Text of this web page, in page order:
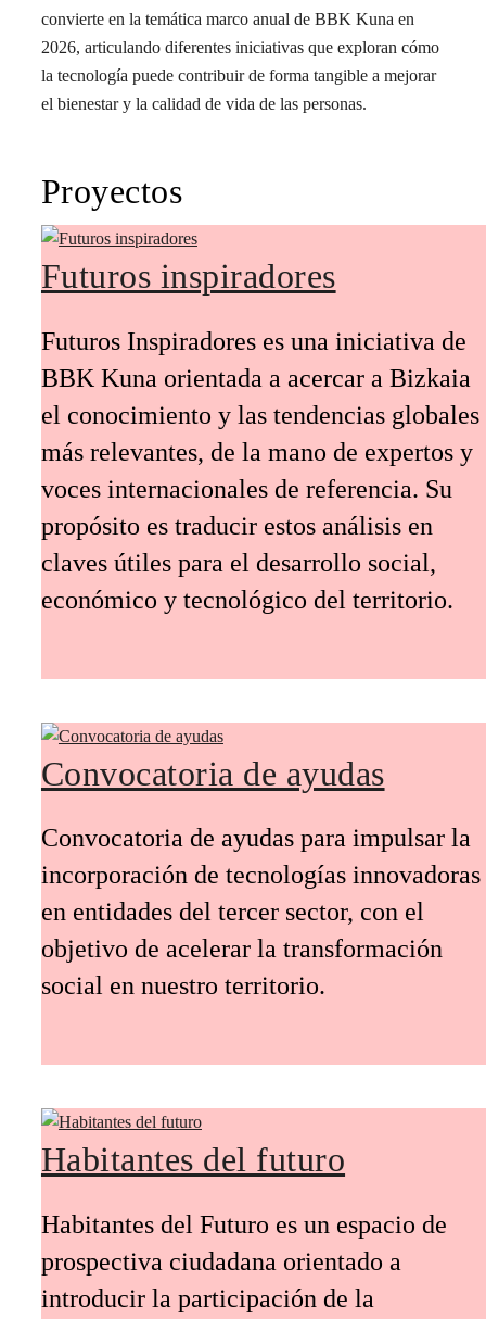
convierte en la temática marco anual de BBK Kuna en
2026, articulando diferentes iniciativas que exploran cómo
la tecnología puede contribuir de forma tangible a mejorar
el bienestar y la calidad de vida de las personas.
Proyectos
Futuros inspiradores
Futuros Inspiradores es una iniciativa de
BBK Kuna orientada a acercar a Bizkaia
el conocimiento y las tendencias globales
más relevantes, de la mano de expertos y
voces internacionales de referencia. Su
propósito es traducir estos análisis en
claves útiles para el desarrollo social,
económico y tecnológico del territorio.
Convocatoria de ayudas
Convocatoria de ayudas para impulsar la
incorporación de tecnologías innovadoras
en entidades del tercer sector, con el
objetivo de acelerar la transformación
social en nuestro territorio.
Habitantes del futuro
Habitantes del Futuro es un espacio de
prospectiva ciudadana orientado a
introducir la participación de la